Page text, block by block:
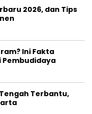
2026, dan Tips
Ini Fakta
Pembudidaya
Terbantu,